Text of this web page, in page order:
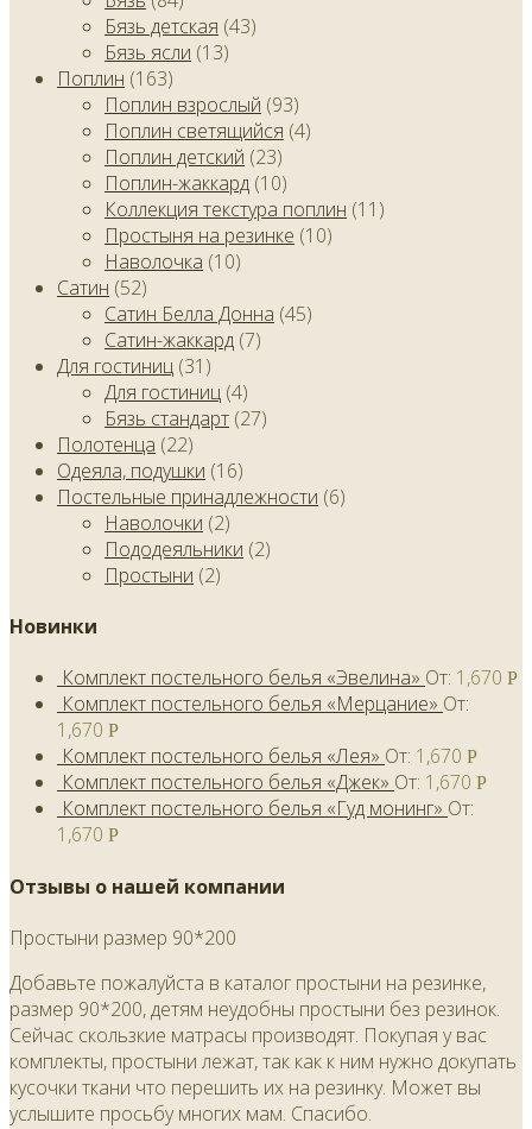
Бязь детская (43)
Бязь ясли (13)
Поплин (163)
Поплин взрослый (93)
Поплин светящийся (4)
Поплин детский (23)
Поплин-жаккард (10)
Коллекция текстура поплин (11)
Простыня на резинке (10)
Наволочка (10)
Сатин (52)
Сатин Белла Донна (45)
Сатин-жаккард (7)
Для гостиниц (31)
Для гостиниц (4)
Бязь стандарт (27)
Полотенца (22)
Одеяла, подушки (16)
Постельные принадлежности (6)
Наволочки (2)
Пододеяльники (2)
Простыни (2)
Новинки
Комплект постельного белья «Эвелина» От: 1,670 Р
Комплект постельного белья «Мерцание» От:
1,670 Р
Комплект постельного белья «Лея» От: 1,670 Р
Комплект постельного белья «Джек» От: 1,670 Р
Комплект постельного белья «Гуд монинг» От:
1,670 Р
Отзывы о нашей компании
Простыни размер 90*200
Добавьте пожалуйста в каталог простыни на резинке,
размер 90*200, детям неудобны простыни без резинок.
Сейчас скользкие матрасы производят. Покупая у вас
комплекты, простыни лежат, так как к ним нужно докупать
кусочки ткани что перешить их на резинку. Может вы
услышите просьбу многих мам. Спасибо.